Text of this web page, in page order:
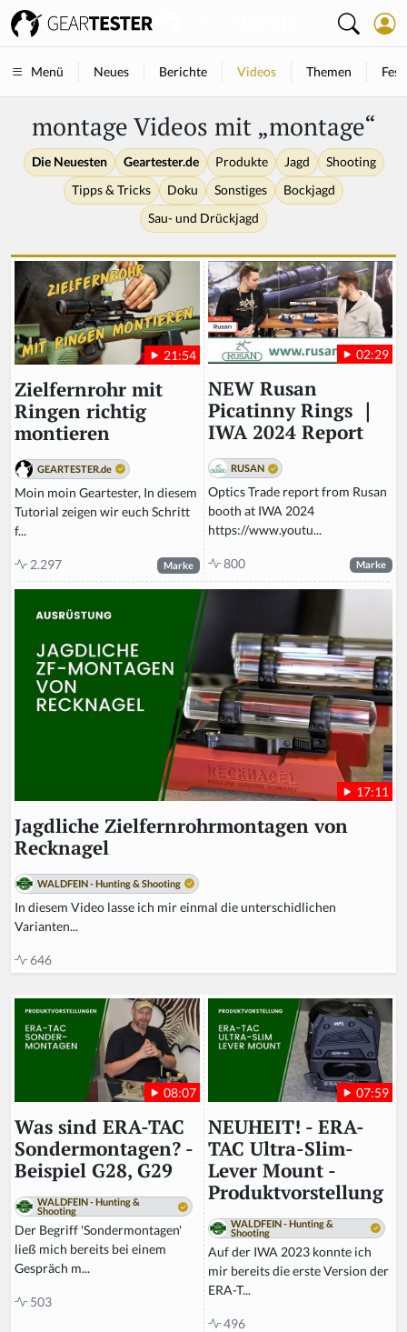
Menü Neues Berichte Videos Themen
montage Videos mit „montage“
Die Neuesten Geartester.de Produkte Jagd
Shooting
Tipps & Tricks
Doku Sonstiges
Bockjagd
Sau- und Drückjagd
21:54
Zielfernrohr mit
Ringen richtig
montieren
GEARTESTER.de
Moin moin Geartester, In diesem
Tutorial zeigen wir euch Schritt
f...
2.297 Marke
02:29
NEW Rusan
Picatinny Rings ｜
IWA 2024 Report
RUSAN
Optics Trade report from Rusan
booth at IWA 2024
https://www.youtu...
800 Marke
17:11
Jagdliche Zielfernrohrmontagen von
Recknagel
WALDFEIN - Hunting & Shooting
In diesem Video lasse ich mir einmal die unterschidlichen
Varianten...
646
08:07
Was sind ERA-TAC
Sondermontagen? -
Beispiel G28, G29
WALDFEIN - Hunting &
Shooting
Der Begriff 'Sondermontagen'
ließ mich bereits bei einem
Gespräch m...
503
07:59
NEUHEIT! - ERA-
TAC Ultra-Slim-
Lever Mount -
Produktvorstellung
WALDFEIN - Hunting &
Shooting
Auf der IWA 2023 konnte ich
mir bereits die erste Version der
ERA-T...
496